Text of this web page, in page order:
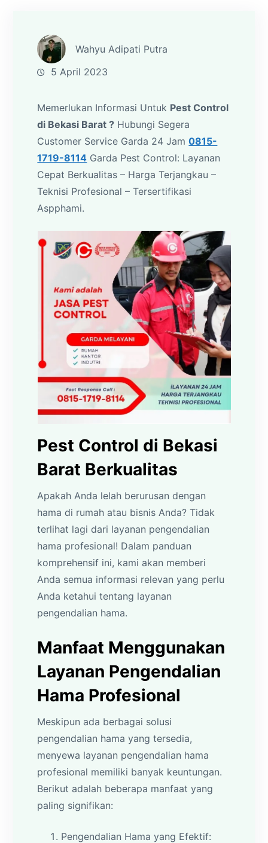
Wahyu Adipati Putra
5 April 2023
Memerlukan Informasi Untuk Pest Control
di Bekasi Barat ? Hubungi Segera
Customer Service Garda 24 Jam0815-
1719-8114 Garda Pest Control: Layanan
Cepat Berkualitas – Harga Terjangkau –
Teknisi Profesional – Tersertifikasi
Aspphami.
Pest Control di Bekasi
Barat Berkualitas
Apakah Anda lelah berurusan dengan
hama di rumah atau bisnis Anda? Tidak
terlihat lagi dari layanan pengendalian
hama profesional! Dalam panduan
komprehensif ini, kami akan memberi
Anda semua informasi relevan yang perlu
Anda ketahui tentang layanan
pengendalian hama.
Manfaat Menggunakan
Layanan Pengendalian
Hama Profesional
Meskipun ada berbagai solusi
pengendalian hama yang tersedia,
menyewa layanan pengendalian hama
profesional memiliki banyak keuntungan.
Berikut adalah beberapa manfaat yang
paling signifikan:
Pengendalian Hama yang Efektif: